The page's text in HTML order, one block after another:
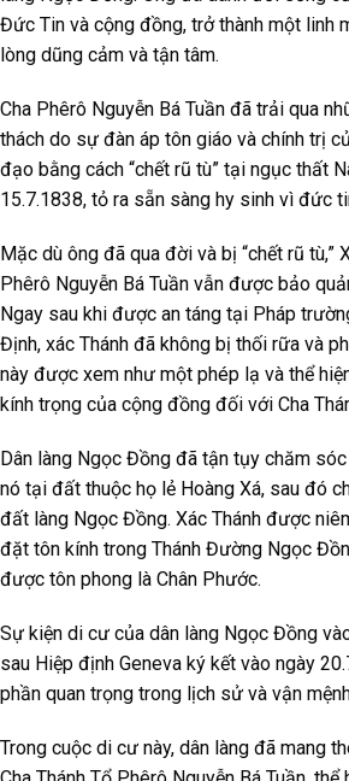
Đức Tin và cộng đồng, trở thành một linh
lòng dũng cảm và tận tâm.
Cha Phêrô Nguyễn Bá Tuần đã trải qua
thách do sự đàn áp tôn giáo và chính trị
đạo bằng cách “chết rũ tù” tại ngục thất
15.7.1838, tỏ ra sẵn sàng hy sinh vì đức
Mặc dù ông đã qua đời và bị “chết rũ tù,”
Phêrô Nguyễn Bá Tuần vẫn được bảo
Ngay sau khi được an táng tại Pháp
Định, xác Thánh đã không bị thối rữa và
này được xem như một phép lạ và thể
kính trọng của cộng đồng đối với Cha
Dân làng Ngọc Đồng đã tận tụy chăm
nó tại đất thuộc họ lẻ Hoàng Xá, sau đó
đất làng Ngọc Đồng. Xác Thánh được
đặt tôn kính trong Thánh Đường Ngọc
được tôn phong là Chân Phước.
Sự kiện di cư của dân làng Ngọc Đồng
sau Hiệp định Geneva ký kết vào ngày
phần quan trọng trong lịch sử và vận
Trong cuộc di cư này, dân làng đã mang